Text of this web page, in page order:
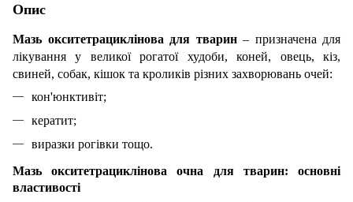
Опис
Мазь окситетрациклінова для тварин – призначена для
лікування у великої рогатої худоби, коней, овець, кіз,
свиней, собак, кішок та кроликів різних захворювань очей:
кон'юнктивіт;
кератит;
виразки рогівки тощо.
Мазь окситетрациклінова очна для тварин: основні
властивості